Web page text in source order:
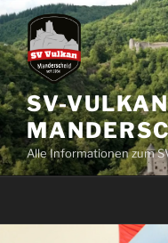
Zum
Inhalt
springen
SV-
Alle Informationen zum